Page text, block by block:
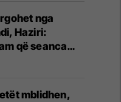
nga
Haziri:
që seanca
të mbahet
mblidhen,